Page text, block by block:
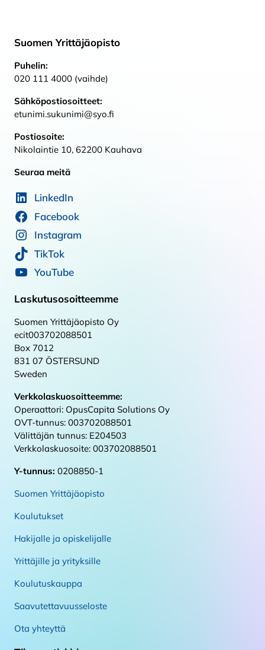
Suomen Yrittäjäopisto
Puhelin:
020 111 4000 (vaihde)
Sähköpostiosoitteet:
etunimi.sukunimi@syo.fi
Postiosoite:
Nikolaintie 10, 62200 Kauhava
Seuraa meitä
LinkedIn
Facebook
Instagram
TikTok
YouTube
Laskutusosoitteemme
Suomen Yrittäjäopisto Oy
ecit003702088501
Box 7012
831 07 ÖSTERSUND
Sweden
Verkkolaskuosoitteemme:
Operaattori: OpusCapita Solutions Oy
OVT-tunnus: 003702088501
Välittäjän tunnus: E204503
Verkkolaskuosoite: 003702088501
Y-tunnus: 0208850-1
Suomen Yrittäjäopisto
Koulutukset
Hakijalle ja opiskelijalle
Yrittäjille ja yrityksille
Koulutuskauppa
Saavutettavuusseloste
Ota yhteyttä